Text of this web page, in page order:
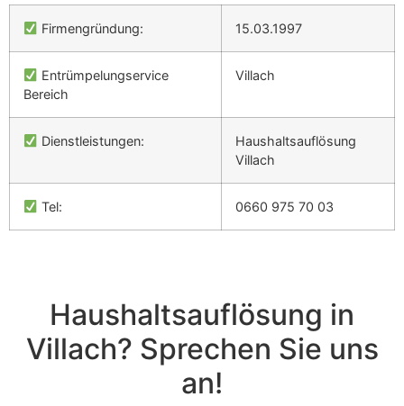
Firmengründung: 15.03.1997
Entrümpelungservice
Bereich
Villach
Dienstleistungen:
Haushaltsauflösung
Villach
Tel: 0660 975 70 03
Haushaltsauflösung in
Villach? Sprechen Sie uns
an!